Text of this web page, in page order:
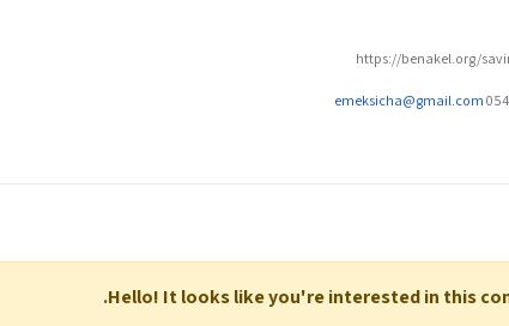
https://benakel.org/
emeksicha@gmail.com
Hello! It looks like you're interested in this